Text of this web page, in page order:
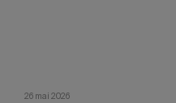
26 mai 2026